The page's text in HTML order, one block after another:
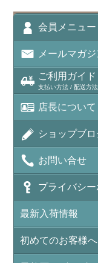
アメジスト（紫水晶/
アメシスティンクォー
ラベンダーアメジスト
アメトリン（紫黄水晶/
アラゴナイト（霰石/
アンデシン（チベット
アンフィボールインク
アンフィボールロック/
イーグルアイ（
インカローズ（ロード
会員メニュー
メールマガ
ご利用ガイド
支払い方法 / 配送方
店長について
ショップブ
お問い合せ
プライバシ
最新入荷情報
初めてのお客様へ